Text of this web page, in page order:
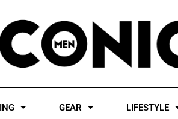
GEAR LIFESTYLE